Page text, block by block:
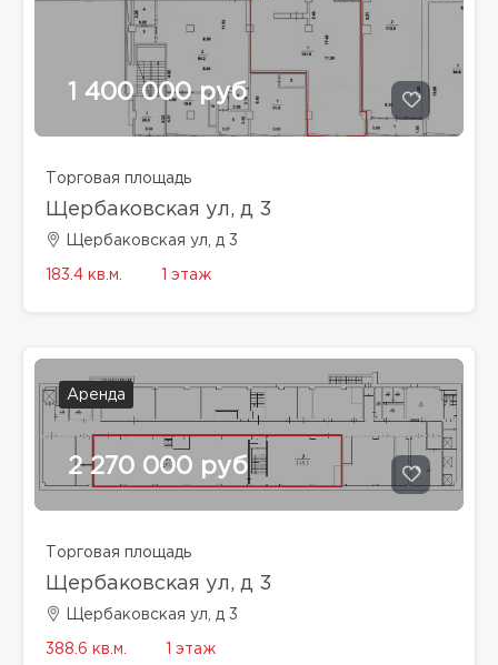
1 400 000 руб
Торговая площадь
Щербаковская ул, д 3
Щербаковская ул, д 3
183.4 кв.м. 1 этаж
Аренда
2 270 000 руб
Торговая площадь
Щербаковская ул, д 3
Щербаковская ул, д 3
388.6 кв.м. 1 этаж